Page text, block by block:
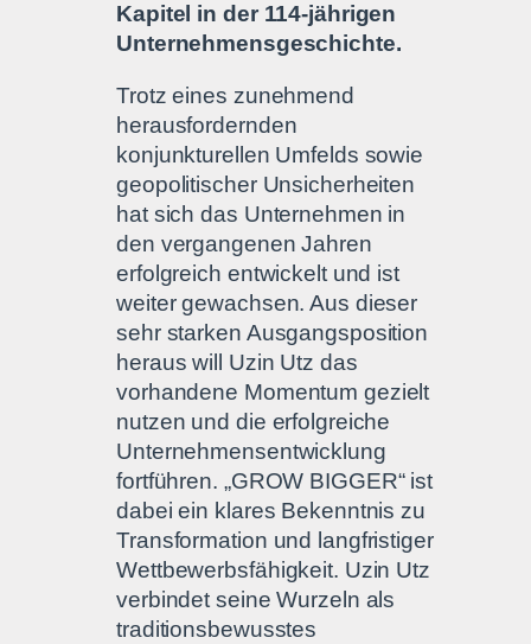
Kapitel in der 114-jährigen
Unternehmensgeschichte.
Trotz eines zunehmend
herausfordernden
konjunkturellen Umfelds sowie
geopolitischer Unsicherheiten
hat sich das Unternehmen in
den vergangenen Jahren
erfolgreich entwickelt und ist
weiter gewachsen. Aus dieser
sehr starken Ausgangsposition
heraus will Uzin Utz das
vorhandene Momentum gezielt
nutzen und die erfolgreiche
Unternehmensentwicklung
fortführen. „GROW BIGGER“ ist
dabei ein klares Bekenntnis zu
Transformation und langfristiger
Wettbewerbsfähigkeit. Uzin Utz
verbindet seine Wurzeln als
traditionsbewusstes